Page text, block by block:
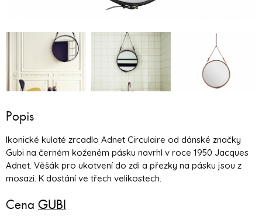
Popis
Ikonické kulaté zrcadlo Adnet Circulaire od dánské značky
Gubi na černém koženém pásku navrhl v roce 1950 Jacques
Adnet. Věšák pro ukotvení do zdi a přezky na pásku jsou z
mosazi. K dostání ve třech velikostech.
Cena GUBI